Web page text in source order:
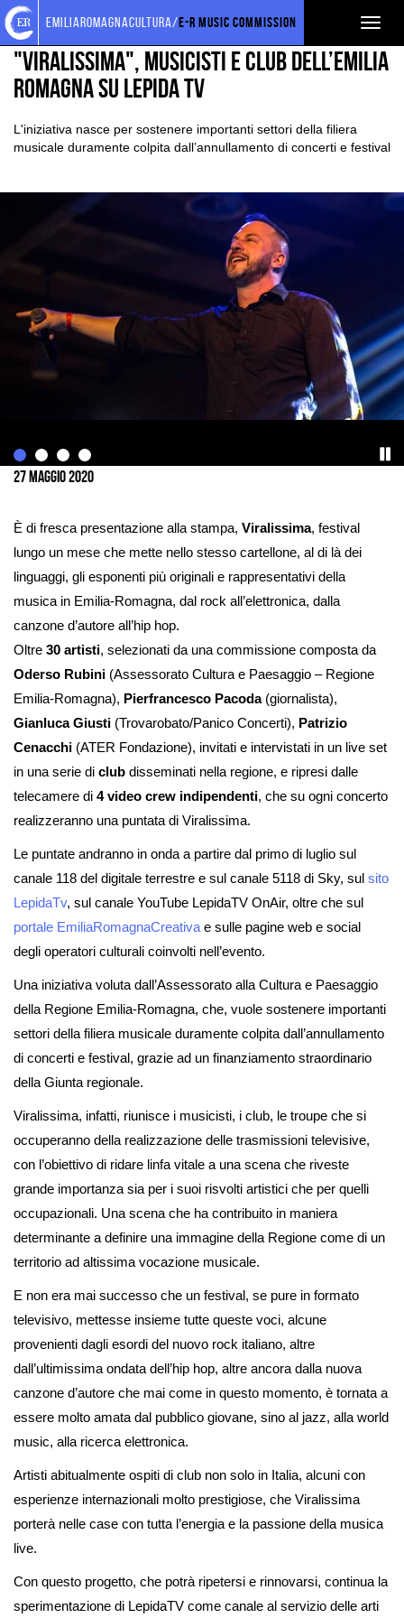
Torna
alla
home
page
Cerca
nel
sito
Salta
ai
contenuti
Salta
al
menu
principale
emiliaromagnacultura/E-R Music Commission
EVENTI E NEWS NEWS
"Viralissima", musicisti e club dell’Emilia
Romagna su Lepida TV
L'iniziativa nasce per sostenere importanti settori della filiera
musicale duramente colpita dall’annullamento di concerti e festival
immagine
27 Maggio 2020
È di fresca presentazione alla stampa, Viralissima, festival
lungo un mese che mette nello stesso cartellone, al di là dei
linguaggi, gli esponenti più originali e rappresentativi della
musica in Emilia-Romagna, dal rock all’elettronica, dalla
canzone d’autore all’hip hop.
Oltre 30 artisti, selezionati da una commissione composta da
Oderso Rubini (Assessorato Cultura e Paesaggio – Regione
Emilia-Romagna), Pierfrancesco Pacoda(giornalista),
Gianluca Giusti (Trovarobato/Panico Concerti), Patrizio
Cenacchi (ATER Fondazione), invitati e intervistati in un live set
in una serie di club disseminati nella regione, e ripresi dalle
telecamere di 4 video crew indipendenti, che su ogni concerto
realizzeranno una puntata di Viralissima.
Le puntate andranno in onda a partire dal primo di luglio sul
canale 118 del digitale terrestre e sul canale 5118 di Sky, sul sito
LepidaTv, sul canale YouTube LepidaTV OnAir, oltre che sul
portale EmiliaRomagnaCreativa e sulle pagine web e social
degli operatori culturali coinvolti nell’evento.
Una iniziativa voluta dall’Assessorato alla Cultura e Paesaggio
della Regione Emilia-Romagna, che, vuole sostenere importanti
settori della filiera musicale duramente colpita dall’annullamento
di concerti e festival, grazie ad un finanziamento straordinario
della Giunta regionale.
Viralissima, infatti, riunisce i musicisti, i club, le troupe che si
occuperanno della realizzazione delle trasmissioni televisive,
con l’obiettivo di ridare linfa vitale a una scena che riveste
grande importanza sia per i suoi risvolti artistici che per quelli
occupazionali. Una scena che ha contribuito in maniera
determinante a definire una immagine della Regione come di un
territorio ad altissima vocazione musicale.
E non era mai successo che un festival, se pure in formato
televisivo, mettesse insieme tutte queste voci, alcune
provenienti dagli esordi del nuovo rock italiano, altre
dall’ultimissima ondata dell’hip hop, altre ancora dalla nuova
canzone d’autore che mai come in questo momento, è tornata a
essere molto amata dal pubblico giovane, sino al jazz, alla world
music, alla ricerca elettronica.
Artisti abitualmente ospiti di club non solo in Italia, alcuni con
esperienze internazionali molto prestigiose, che Viralissima
porterà nelle case con tutta l’energia e la passione della musica
live.
Con questo progetto, che potrà ripetersi e rinnovarsi, continua la
sperimentazione di LepidaTV come canale al servizio delle arti